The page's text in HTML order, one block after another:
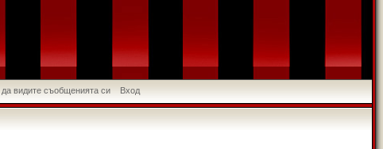
да видите съобщенията си Вход